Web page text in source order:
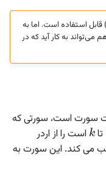
) قابل استفاده است. اما به
به کار آید که در
سورت است، سورتی که
تا
k
است را از اردر
می کند. این سورت به